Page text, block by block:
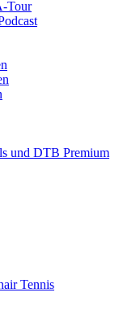
Tour
und DTB Premium
Tennis